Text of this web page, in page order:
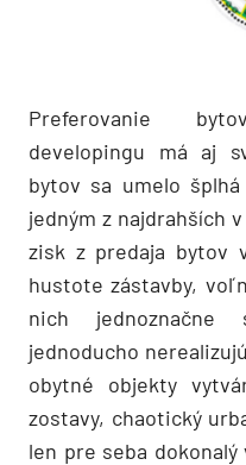
Preferovanie
developingu má aj
bytov sa umelo
jedným z najdrahších
zisk z predaja bytov
hustote zástavby,
nich
jednoducho
obytné objekty
zostavy, chaotický
len pre seba